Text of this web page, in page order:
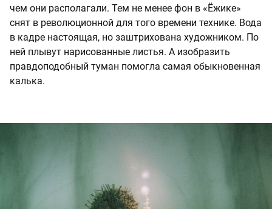
чем они располагали. Тем не менее фон в «Ёжике»
снят в революционной для того времени технике. Вода
в кадре настоящая, но заштрихована художником. По
ней плывут нарисованные листья. А изобразить
правдоподобный туман помогла самая обыкновенная
калька.